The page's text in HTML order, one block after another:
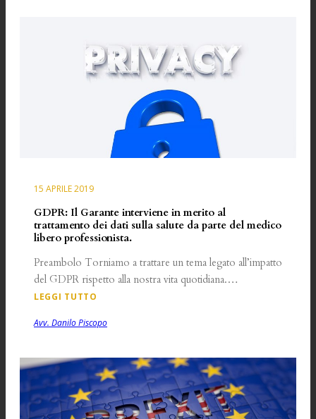
15 APRILE 2019
GDPR: Il Garante interviene in merito al
trattamento dei dati sulla salute da parte del medico
libero professionista.
Preambolo Torniamo a trattare un tema legato all’impatto
del GDPR rispetto alla nostra vita quotidiana.…
LEGGI TUTTO
Avv. Danilo Piscopo